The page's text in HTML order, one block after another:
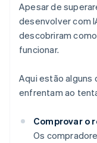
Apesar de
desenvolver com
descobriram
funcionar.
Aqui estão alguns
enfrentam ao
Comprovar o
Os